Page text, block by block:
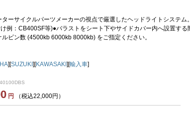
ターサイクルパーツメーカーの視点で厳選したヘッドライトシステ
例：CB400SF等)●バラストをシート下やサイドカバー内へ設置する
ビン数 (4500kb 6000kb 8000kb) をご指定ください。
][SUZUKI ][KAWASAKI ][輸入車]
円 （税込22,000円）